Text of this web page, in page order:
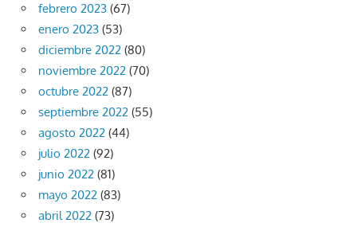
febrero 2023 (67)
enero 2023 (53)
diciembre 2022 (80)
noviembre 2022 (70)
octubre 2022 (87)
septiembre 2022 (55)
agosto 2022 (44)
julio 2022 (92)
junio 2022 (81)
mayo 2022 (83)
abril 2022 (73)